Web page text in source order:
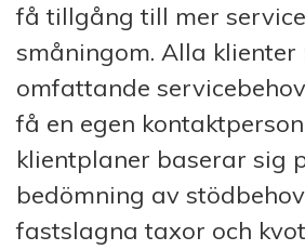
få tillgång till mer
småningom. Alla klienter
omfattande
få en egen
klientplaner baserar sig
bedömning av
fastslagna taxor och